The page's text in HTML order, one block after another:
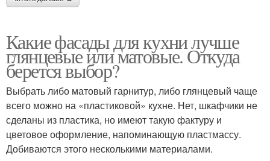
Какие фасады для кухни лучше
глянцевые или матовые. Откуда
берется выбор?
Выбрать либо матовый гарнитур, либо глянцевый чаще
всего можно на «пластиковой» кухне. Нет, шкафчики не
сделаны из пластика, но имеют такую фактуру и
цветовое оформление, напоминающую пластмассу.
Добиваются этого несколькими материалами.